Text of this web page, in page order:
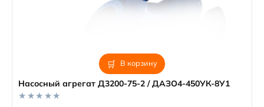
В корзину
Насосный агрегат Д3200-75-2 / ДАЗО4-450УК-8У1